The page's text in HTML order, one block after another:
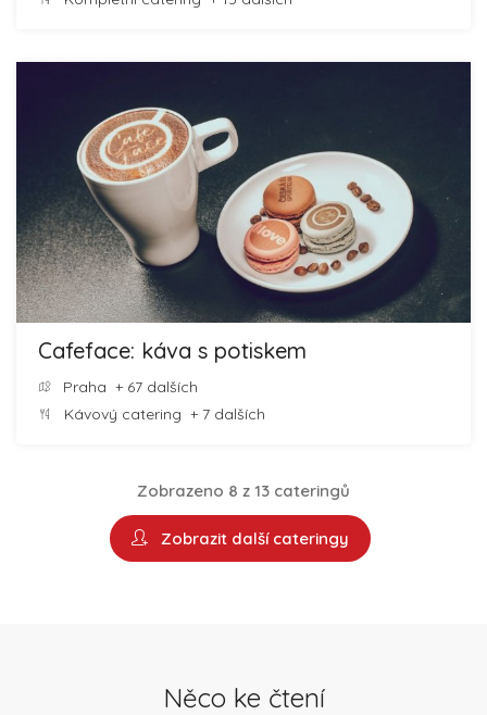
Cafeface: káva s potiskem
Praha + 67 dalších
Kávový catering + 7 dalších
Zobrazeno 8 z 13 cateringů
Zobrazit další cateringy
Něco ke čtení